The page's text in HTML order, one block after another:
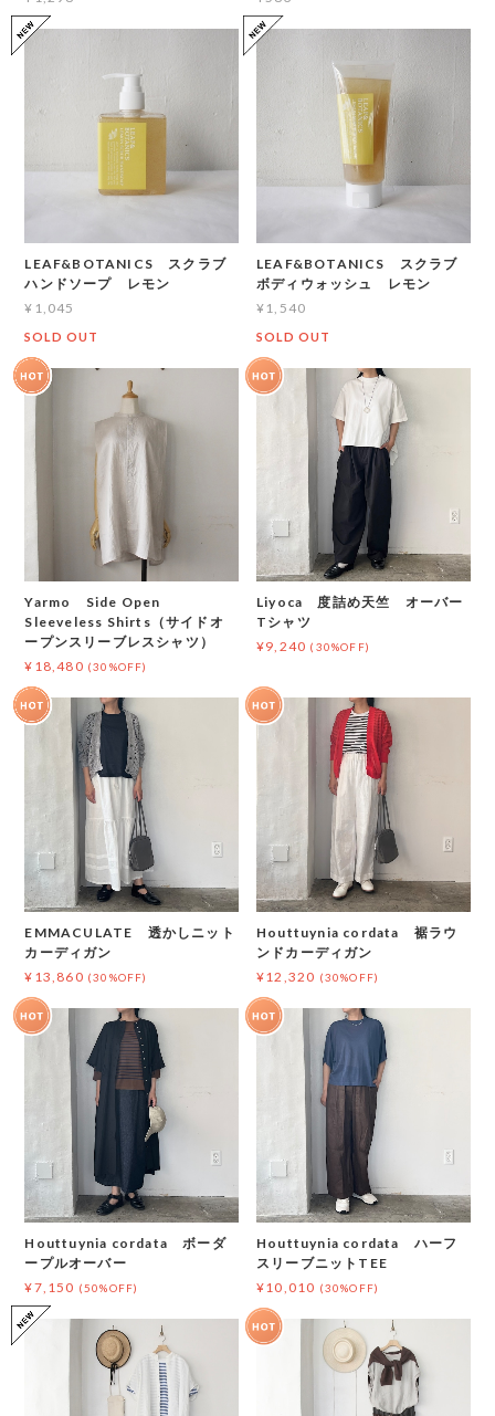
LEAF&BOTANICS スクラブ
ハンドソープ レモン
¥1,045
SOLD OUT
LEAF&BOTANICS スクラブ
ボディウォッシュ レモン
¥1,540
SOLD OUT
Yarmo Side Open
Sleeveless Shirts（サイドオ
ープンスリーブレスシャツ）
¥18,480 (30%OFF)
Liyoca 度詰め天竺 オーバー
Tシャツ
¥9,240 (30%OFF)
EMMACULATE 透かしニット
カーディガン
¥13,860 (30%OFF)
Houttuynia cordata 裾ラウ
ンドカーディガン
¥12,320 (30%OFF)
Houttuynia cordata ボーダ
ープルオーバー
¥7,150 (50%OFF)
Houttuynia cordata ハーフ
スリーブニットTEE
¥10,010 (30%OFF)